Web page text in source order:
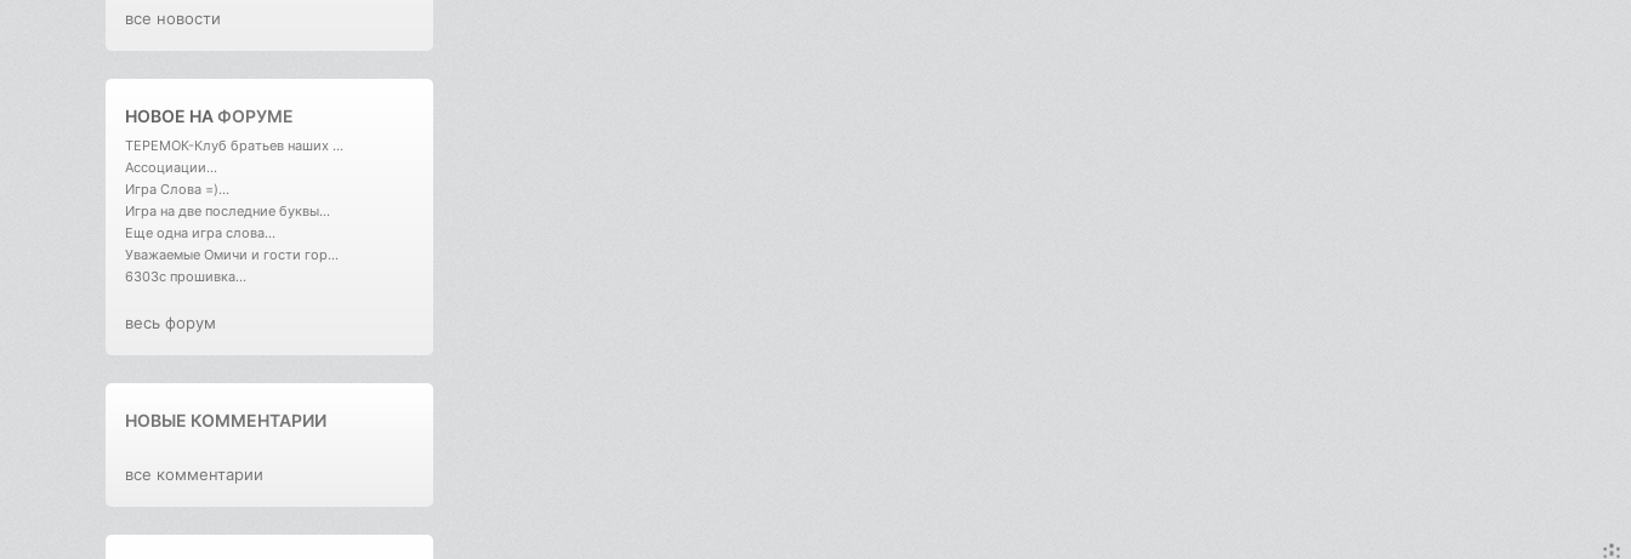
все новости
НОВОЕ НАФОРУМЕ
ТЕРЕМОК-Клуб братьев наших ...
Ассоциации...
Игра Слова =)...
Игра на две последние буквы...
Еще одна игра слова...
Уважаемые Омичи и гости гор...
6303с прошивка...
весь форум
НОВЫЕ КОММЕНТАРИИ
все комментарии